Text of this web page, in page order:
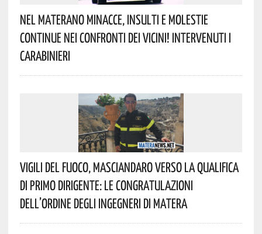
Nel Materano Minacce, Insulti E Molestie
Continue Nei Confronti Dei Vicini! Intervenuti I
Carabinieri
Vigili Del Fuoco, Masciandaro Verso La Qualifica
Di Primo Dirigente: Le Congratulazioni
Dell’Ordine Degli Ingegneri Di Matera